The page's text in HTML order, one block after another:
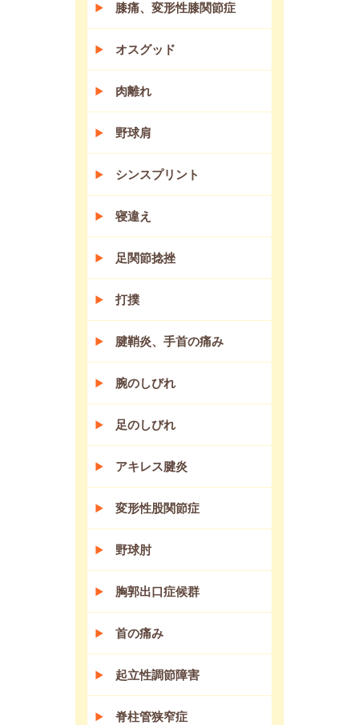
膝痛、変形性膝関節症
オスグッド
肉離れ
野球肩
シンスプリント
寝違え
足関節捻挫
打撲
腱鞘炎、手首の痛み
腕のしびれ
足のしびれ
アキレス腱炎
変形性股関節症
野球肘
胸郭出口症候群
首の痛み
起立性調節障害
脊柱管狭窄症